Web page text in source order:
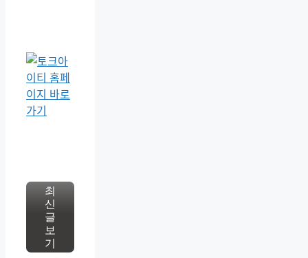
최
신
글
보
기